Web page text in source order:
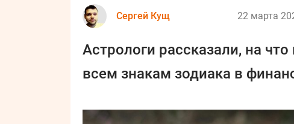
Сергей Кущ 22 марта
Астрологи рассказали, на
всем знакам зодиака в